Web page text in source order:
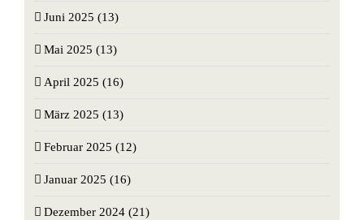
Juni 2025 (13)
Mai 2025 (13)
April 2025 (16)
März 2025 (13)
Februar 2025 (12)
Januar 2025 (16)
Dezember 2024 (21)